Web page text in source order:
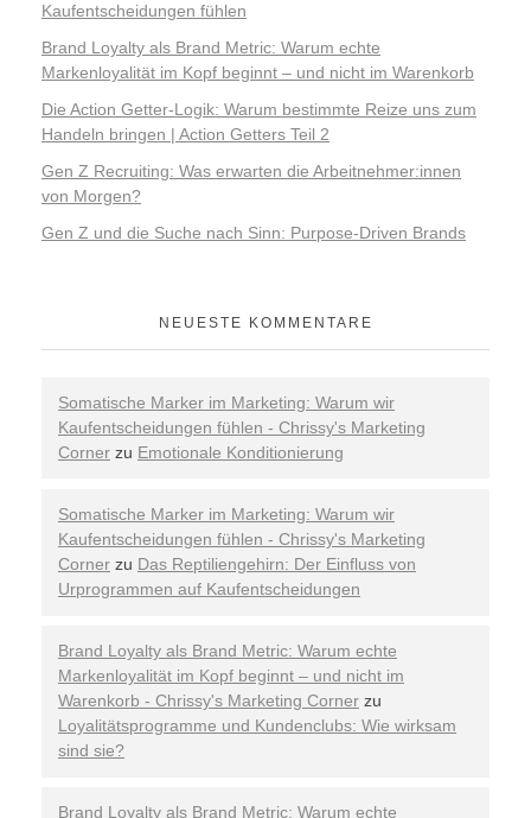
Kaufentscheidungen fühlen
Brand Loyalty als Brand Metric: Warum echte
Markenloyalität im Kopf beginnt – und nicht im Warenkorb
Die Action Getter-Logik: Warum bestimmte Reize uns zum
Handeln bringen | Action Getters Teil 2
Gen Z Recruiting: Was erwarten die Arbeitnehmer:innen
von Morgen?
Gen Z und die Suche nach Sinn: Purpose-Driven Brands
NEUESTE KOMMENTARE
Somatische Marker im Marketing: Warum wir
Kaufentscheidungen fühlen - Chrissy's Marketing
Corner zu Emotionale Konditionierung
Somatische Marker im Marketing: Warum wir
Kaufentscheidungen fühlen - Chrissy's Marketing
Corner zu Das Reptiliengehirn: Der Einfluss von
Urprogrammen auf Kaufentscheidungen
Brand Loyalty als Brand Metric: Warum echte
Markenloyalität im Kopf beginnt – und nicht im
Warenkorb - Chrissy's Marketing Corner zu
Loyalitätsprogramme und Kundenclubs: Wie wirksam
sind sie?
Brand Loyalty als Brand Metric: Warum echte